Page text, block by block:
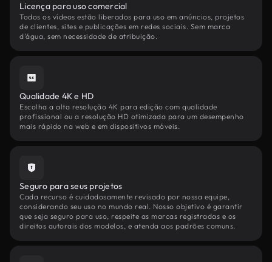
Licença para uso comercial
Todos os vídeos estão liberados para uso em anúncios, projetos
de clientes, sites e publicações em redes sociais. Sem marca
d'água, sem necessidade de atribuição.
Qualidade 4K e HD
Escolha a alta resolução 4K para edição com qualidade
profissional ou a resolução HD otimizada para um desempenho
mais rápido na web e em dispositivos móveis.
Seguro para seus projetos
Cada recurso é cuidadosamente revisado por nossa equipe,
considerando seu uso no mundo real. Nosso objetivo é garantir
que seja seguro para uso, respeite as marcas registradas e os
direitos autorais dos modelos, e atenda aos padrões comuns.